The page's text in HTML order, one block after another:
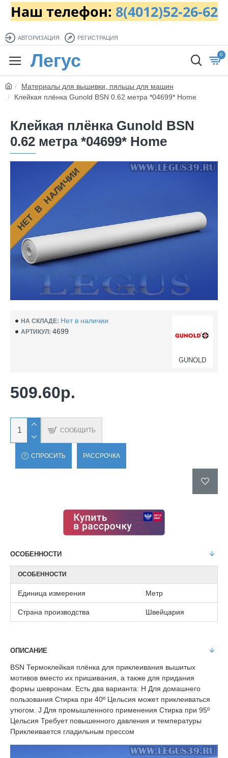
Наш телефон: 8(4012)52-26-62
АВТОРИЗАЦИЯ РЕГИСТРАЦИЯ
Легус 0
Материалы для вышивки, пяльцы для машин
Клейкая плёнка Gunold BSN 0.62 метра *04699* Home
Клейкая плёнка Gunold BSN
0.62 метра *04699* Home
НЕТ В НАЛИЧИИ
НА СКЛАДЕ: Нет в наличии
АРТИКУЛ: 4699
GUNOLD
509.60р.
СООБЩИТЬ
СПРОСИТЬ РАССРОЧКА
ОСОБЕННОСТИ
ОСОБЕННОСТИ
Единица измерения Метр
Страна производства Швейцария
ОПИСАНИЕ
BSN Термоклейкая плёнка для приклеивания вышитых
мотивов вместо их пришивания, а также для придания
формы шевронам. Есть два варианта: H Для домашнего
пользования Стирка при 40º Цельсия может приклеиваться
утюгом. J Для промышленного применения Стирка при 95º
Цельсия Требует повышенного давления и температуры
Приклеивается гладильным прессом